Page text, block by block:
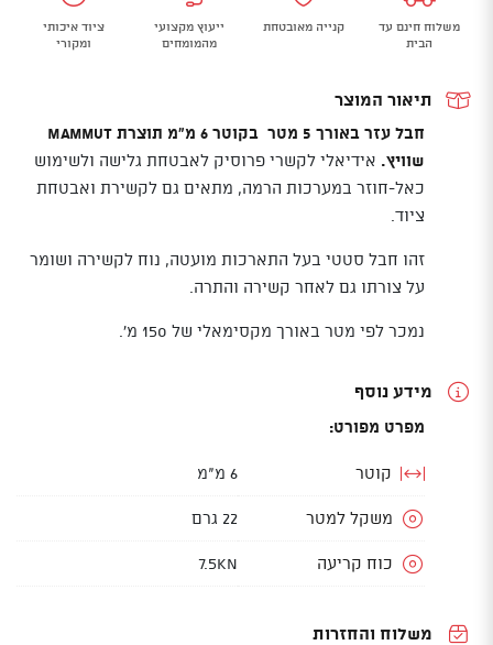
Accessory
Cord
mm
משלוח חינם עד
הבית
קנייה מאובטחת
ייעוץ מקצועי
מהמומחים
ציוד איכותי
ומקורי
תיאור המוצר
חבל עזר באורך 5 מטר בקוטר 6 מ"מ תוצרת Mammut
שוויץ. אידיאלי לקשרי פרוסיק לאבטחת גלישה ולשימוש
כאל-חוזר במערכות הרמה, מתאים גם לקשירת ואבטחת
ציוד.
זהו חבל סטטי בעל התארכות מועטה, נוח לקשירה ושומר
על צורתו גם לאחר קשירה והתרה.
נמכר לפי מטר באורך מקסימאלי של 150 מ'.
מידע נוסף
מפרט מפורט:
קוטר 6 מ"מ
משקל למטר 22 גרם
כוח קריעה 7.5kN
משלוח והחזרות